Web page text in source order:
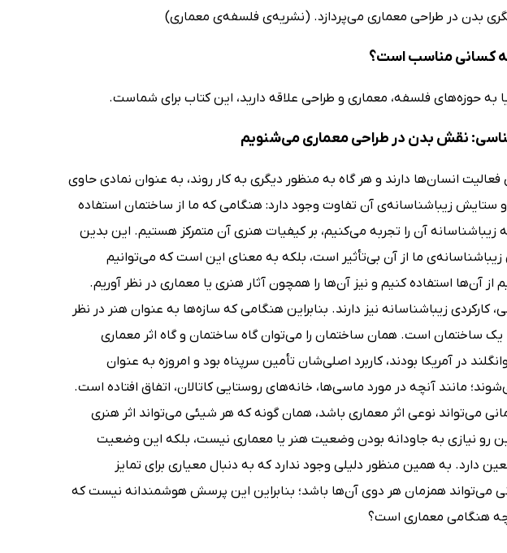
بدن در طراحی معماری می‌پردازد. (نشریه‌ی فلسفه‌ی معماری)
کسانی مناسب است؟
به حوزه‌های فلسفه، معماری و طراحی علاقه دارید، این کتاب برای شماست.
نقش بدن در طراحی معماری می‌شنویم
انسان‌ها دارند و هر گاه به منظور دیگری به کار روند، به عنوان نمادی حاوی
زیباشناسانه‌ی آن تفاوت وجود دارد: هنگامی که ما از ساختمان استفاده
زیباشناسانه آن را تجربه می‌کنیم، بر کیفیات هنری آن متمرکز هستیم. این بدین
ما از آن بی‌تأثیر است، بلکه به معنای این است که می‌توانیم
آن‌ها استفاده کنیم و نیز آن‌ها را همچون آثار هنری یا معماری در نظر آوریم.
کارکردی زیباشناسانه نیز دارند. بنابراین هنگامی که سازه‌ها به عنوان هنر در نظر
ساختمان است. همان ساختمان را می‌توان گاه ساختمان و گاه اثر معماری
در آمریکا بودند، کاربرد اصلی‌شان تأمین سرپناه بود و امروزه به عنوان
مانند آنچه در مورد ماسی‌ها، خانه‌های روستایی کاتالان، اتفاق افتاده است.
می‌تواند نوعی اثر معماری باشد، همان گونه که هر شیئی می‌تواند اثر هنری
رو نیازی به جاودانه بودن وضعیت هنر یا معماری نیست، بلکه این وضعیت
دارد. به همین منظور دلیلی وجود ندارد که به دنبال معیاری برای تمایز
می‌تواند همزمان هر دوی آن‌ها باشد؛ بنابراین این پرسش هوشمندانه نیست که
هنگامی معماری است؟